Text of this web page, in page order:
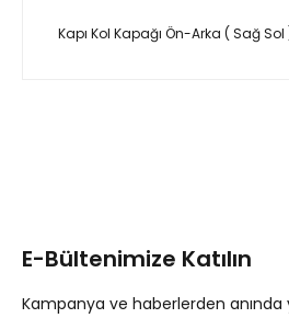
Kapı Kol Kapağı Ön-Arka ( Sağ
Ürün bilgilerinde hatalar
E-Bültenimize Katılın
Kampanya ve haberlerden anında